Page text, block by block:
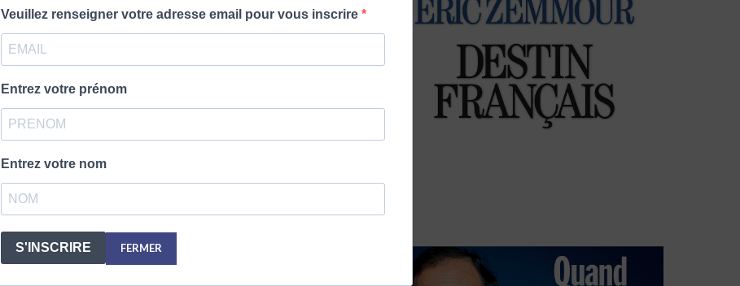
Ça se dispute
FEUX DE CHEMINÉE: SÉGOLÈNE ROYAL
RALLUME LA FLAMME
Feux de cheminée: Ségolène Royal rallume la flamme
Lire plus
Veuillez renseigner votre adresse email pour vous inscrire
Entrez votre prénom
Entrez votre nom
S'INSCRIRE FERMER